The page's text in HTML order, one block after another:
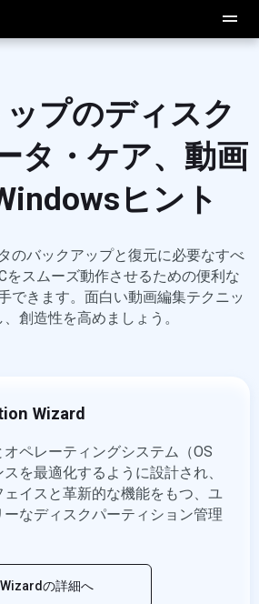
プのディスク
タ・ケア、動画
ヒント
のバックアップと復元に必要なすべ
をスムーズ動作させるための便利な
できます。面白い動画編集テクニッ
創造性を高めましょう。
Wizard
ペレーティングシステム（OS
を最適化するように設計され、
イスと革新的な機能をもつ、ユ
なディスクパーティション管理
の詳細へ